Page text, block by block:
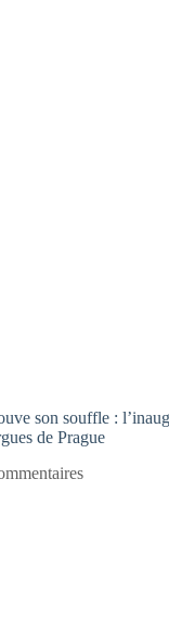
son souffle :
de Prague